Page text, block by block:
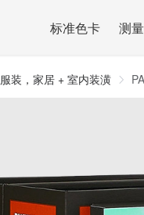
标准色卡 测
服装，家居 + 室内装潢